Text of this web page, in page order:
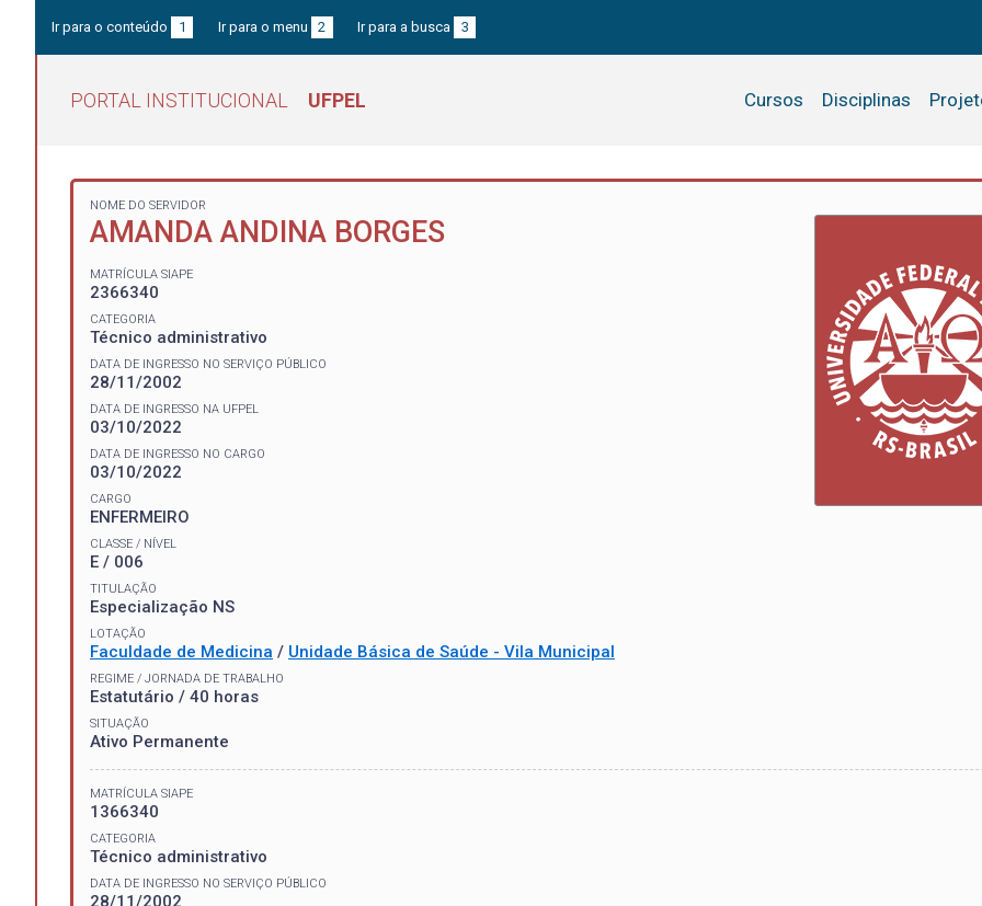
Ir para o conteúdo 1 Ir para o menu 2 Ir para a busca 3
PORTAL INSTITUCIONAL UFPEL Cursos Disciplinas
NOME DO SERVIDOR
AMANDA ANDINA BORGES
MATRÍCULA SIAPE
2366340
CATEGORIA
Técnico administrativo
DATA DE INGRESSO NO SERVIÇO PÚBLICO
28/11/2002
DATA DE INGRESSO NA UFPEL
03/10/2022
DATA DE INGRESSO NO CARGO
03/10/2022
CARGO
ENFERMEIRO
CLASSE / NÍVEL
E / 006
TITULAÇÃO
Especialização NS
LOTAÇÃO
Faculdade de Medicina / Unidade Básica de Saúde - Vila Municipal
REGIME / JORNADA DE TRABALHO
Estatutário / 40 horas
SITUAÇÃO
Ativo Permanente
MATRÍCULA SIAPE
1366340
CATEGORIA
Técnico administrativo
DATA DE INGRESSO NO SERVIÇO PÚBLICO
28/11/2002